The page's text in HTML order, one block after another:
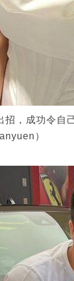
招，成功令自
）